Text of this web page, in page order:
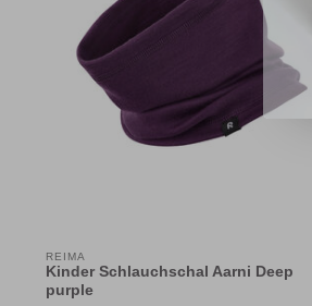
REIMA
Kinder Schlauchschal Aarni Deep
purple